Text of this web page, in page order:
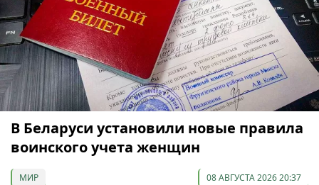
В Беларуси установили новые правила
воинского учета женщин
МИР 08 АВГУСТА 2026 20:37